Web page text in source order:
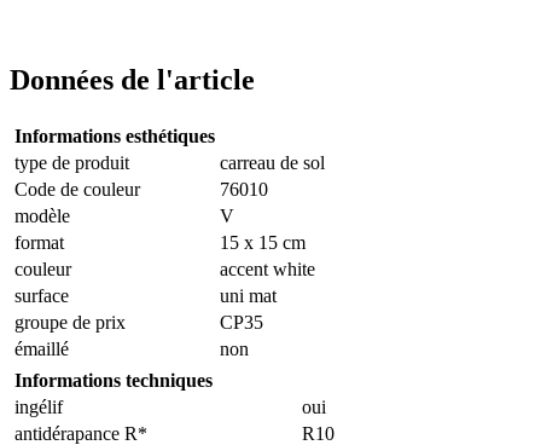
Données de l'article
Informations esthétiques
type de produit
carreau de sol
Code de couleur
76010
modèle
V
format
15 x 15 cm
couleur
accent white
surface
uni mat
groupe de prix
CP35
émaillé
non
Informations techniques
ingélif
oui
antidérapance R*
R10